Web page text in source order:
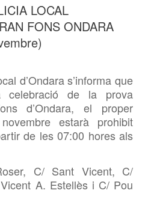
LOCAL
FONS ONDARA
d’Ondara s’informa que
de la prova
d’Ondara, el proper
estarà prohibit
de les 07:00 hores als
C/ Sant Vicent, C/
A. Estellès i C/ Pou